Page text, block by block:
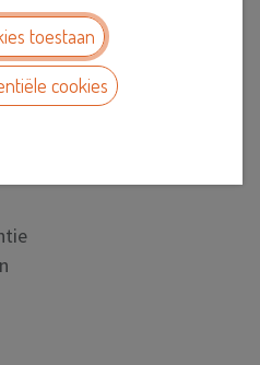
Classic
toestaan
cookies